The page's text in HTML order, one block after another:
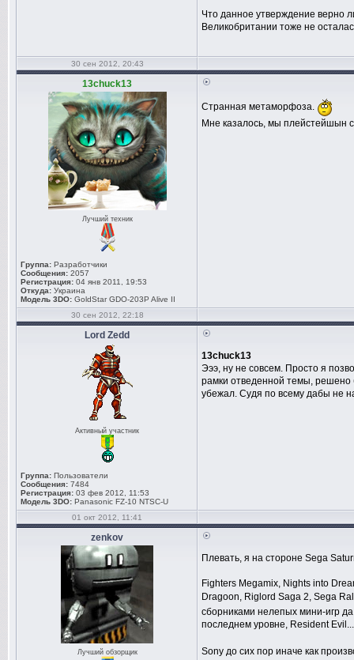
Что данное утверждение верно
Великобритании тоже не
30 сен 2012, 20:43
13chuck13
Лучший техник
Группа: Разработчики
Сообщения: 2057
Регистрация: 04 янв 2011, 19:53
Откуда: Украина
Модель 3DO: GoldStar GDO-203P Alive II
Странная метаморфоза.
Мне казалось, мы плейстейшын
30 сен 2012, 22:18
Lord Zedd
Активный участник
Группа: Пользователи
Сообщения: 7484
Регистрация: 03 фев 2012, 11:53
Модель 3DO: Panasonic FZ-10 NTSC-U
13chuck13
Эээ, ну не совсем. Просто я
рамки отведенной темы, решено
убежал. Судя по всему дабы не
01 окт 2012, 11:41
zenkov
Лучший обзорщик
Плевать, я на стороне Sega
Fighters Megamix, Nights into
Dragoon, Riglord Saga 2, Sega
сборниками нелепых мини-игр
последнем уровне, Resident
Sony до сих пор иначе как